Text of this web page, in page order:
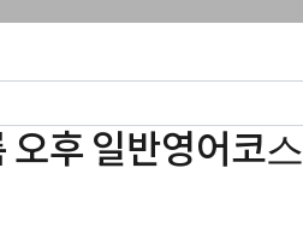
후 일반영어코스